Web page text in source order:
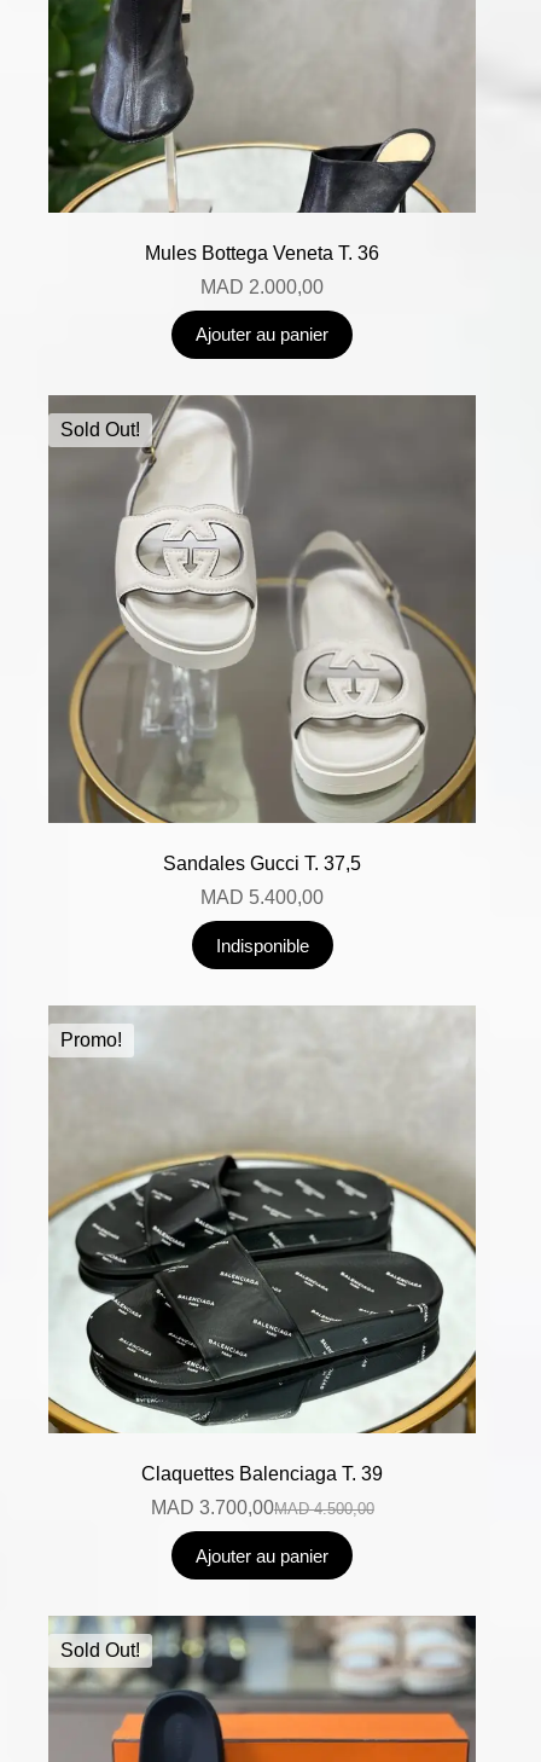
Mules Bottega Veneta T. 36
MAD 2.000,00
Ajouter au panier
Sold Out!
Sandales Gucci T. 37,5
MAD 5.400,00
Indisponible
Promo!
Claquettes Balenciaga T. 39
MAD4.500,00
MAD 3.700,00
Ajouter au panier
Sold Out!